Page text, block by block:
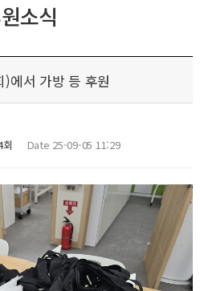
소식
에서 가방 등 후원
Date 25-09-05 11:29